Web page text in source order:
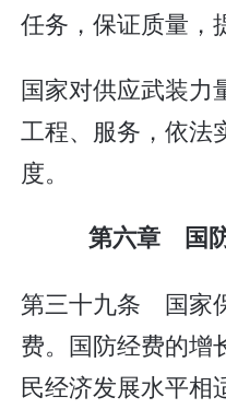
任务，保证质量，
国家对供应武装力
工程、服务，依法
度。
第六章 国
第三十九条 国家
费。国防经费的增
民经济发展水平相